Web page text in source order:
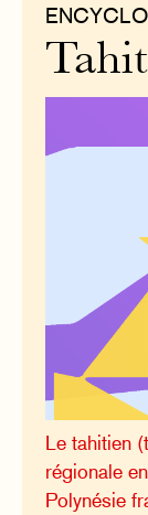
Le tahitien
régionale
Polynésie